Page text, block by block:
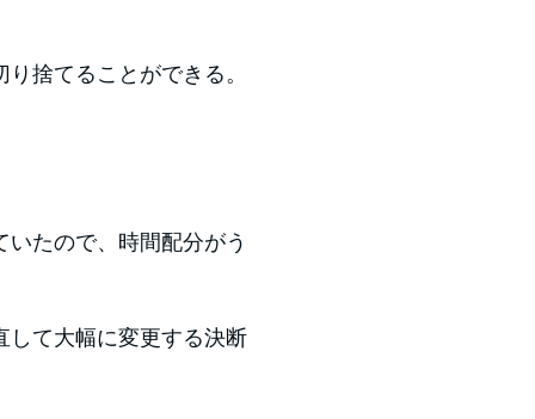
捨てることができる。
たので、時間配分がう
して大幅に変更する決断